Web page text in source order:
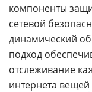
компоненты
сетевой
динамический
подход
отслеживание
интернета вещей